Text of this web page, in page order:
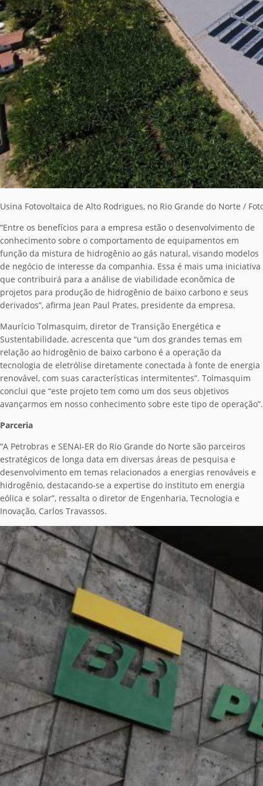
Usina Fotovoltaica de Alto Rodrigues, no Rio Grande do Norte /
“Entre os benefícios para a empresa estão o desenvolvimento de
conhecimento sobre o comportamento de equipamentos em
função da mistura de hidrogênio ao gás natural, visando modelos
de negócio de interesse da companhia. Essa é mais uma iniciativa
que contribuirá para a análise de viabilidade econômica de
projetos para produção de hidrogênio de baixo carbono e seus
derivados”, afirma Jean Paul Prates, presidente da empresa.
Maurício Tolmasquim, diretor de Transição Energética e
Sustentabilidade, acrescenta que “um dos grandes temas em
relação ao hidrogênio de baixo carbono é a operação da
tecnologia de eletrólise diretamente conectada à fonte de energia
renovável, com suas características intermitentes”. Tolmasquim
conclui que “este projeto tem como um dos seus objetivos
avançarmos em nosso conhecimento sobre este tipo de operação”.
Parceria
“A Petrobras e SENAI-ER do Rio Grande do Norte são parceiros
estratégicos de longa data em diversas áreas de pesquisa e
desenvolvimento em temas relacionados a energias renováveis e
hidrogênio, destacando-se a expertise do instituto em energia
eólica e solar”, ressalta o diretor de Engenharia, Tecnologia e
Inovação, Carlos Travassos.